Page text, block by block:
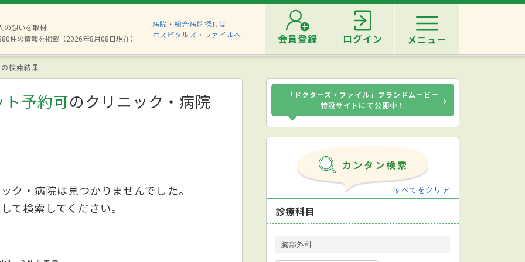
の想いを取材
件の情報を掲載（2026年8月08日現在）
病院・総合病院探しは
ホスピタルズ・ファイルへ
会員登録 ログイン メニュー
検索結果
予約可のクリニック・病院
ク・病院は見つかりませんでした。
て検索してください。
「ドクターズ・ファイル」ブランドムービー
特設サイトにて公開中！
›
すべてをクリア
診療科目
胸部外科